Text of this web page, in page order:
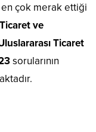
en çok merak ettiği
ve
Ticaret
sorularının